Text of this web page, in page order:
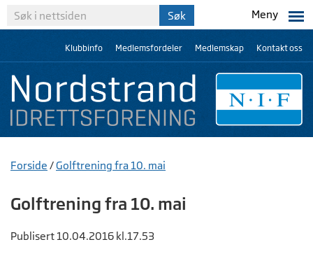
Meny
Klubbinfo Medlemsfordeler Medlemskap Kontakt oss
Forside /Golftrening fra 10. mai
Golftrening fra 10. mai
Publisert 10.04.2016 kl.17.53